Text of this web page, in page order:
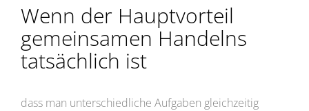
Wenn der Hauptvorteil
gemeinsamen Handelns
tatsächlich ist
dass man unterschiedliche Aufgaben gleichzeitig